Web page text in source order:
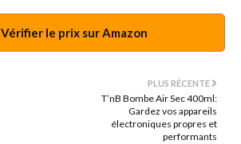
Vérifier le prix sur Amazon
PLUS RÉCENTE
T’nB Bombe Air Sec 400ml:
Gardez vos appareils
électroniques propres et
performants